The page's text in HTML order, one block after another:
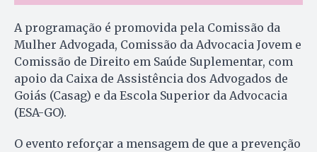
A programação é promovida pela Comissão da
Mulher Advogada, Comissão da Advocacia Jovem e
Comissão de Direito em Saúde Suplementar, com
apoio da Caixa de Assistência dos Advogados de
Goiás (Casag) e da Escola Superior da Advocacia
(ESA-GO).
O evento reforçar a mensagem de que a prevenção